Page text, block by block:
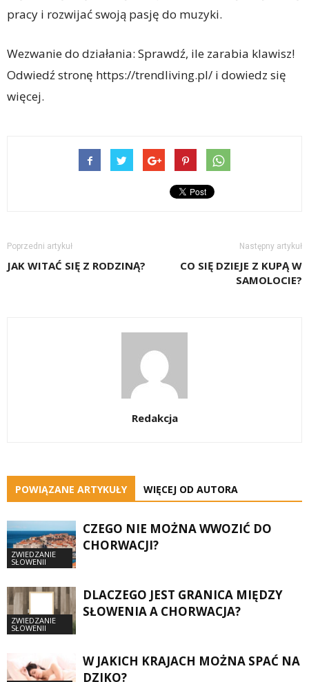
pracy i rozwijać swoją pasję do muzyki.
Wezwanie do działania: Sprawdź, ile zarabia klawisz!
Odwiedź stronę https://trendliving.pl/ i dowiedz się
więcej.
Poprzedni artykuł
JAK WITAĆ SIĘ Z RODZINĄ?
Następny artykuł
CO SIĘ DZIEJE Z KUPĄ W
SAMOLOCIE?
Redakcja
POWIĄZANE ARTYKUŁY WIĘCEJ OD AUTORA
ZWIEDZANIE
SŁOWENII
CZEGO NIE MOŻNA WWOZIĆ DO
CHORWACJI?
ZWIEDZANIE
SŁOWENII
DLACZEGO JEST GRANICA MIĘDZY
SŁOWENIA A CHORWACJA?
W JAKICH KRAJACH MOŻNA SPAĆ NA
DZIKO?